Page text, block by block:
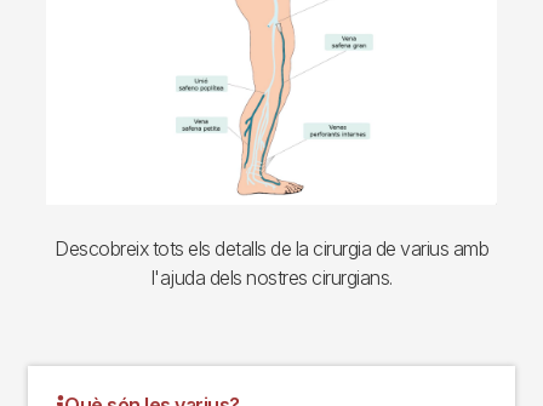
Descobreix tots els detalls de la cirurgia de varius amb
l'ajuda dels nostres cirurgians.